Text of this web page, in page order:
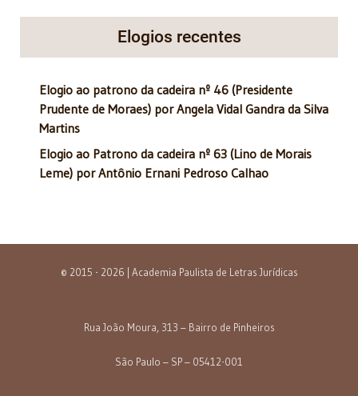
Elogios recentes
Elogio ao patrono da cadeira nº 46 (Presidente
Prudente de Moraes) por Angela Vidal Gandra da Silva
Martins
Elogio ao Patrono da cadeira nº 63 (Lino de Morais
Leme) por Antônio Ernani Pedroso Calhao
© 2015 - 2026 | Academia Paulista de Letras Jurídicas
Rua João Moura, 313 – Bairro de Pinheiros
São Paulo – SP – 05412-001